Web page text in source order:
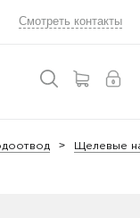
Смотреть контакты
Щелевые